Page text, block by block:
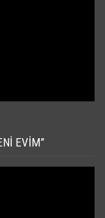
EVIM”